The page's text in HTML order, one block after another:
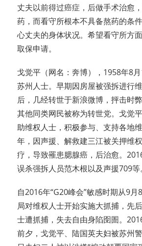
丈夫以前得过癌症，后做手术治愈
药，而看守所根本不具备熬药的条
心丈夫的身体状况。希望看守所方
取保申请。
戈觉平（网名：奔博），1958年8
苏州人士。早期因房屋被强拆进行
后，几经转世于新浪微博，抨击时
其他同类网民被称为转世党。戈觉
助维权人士，积极参与、支持各地
年，因声援、解救建三江被关押维
疗，导致罹患腮腺癌，后治愈。
误杀强拆人员范木根以及声援709等。
自2016年“G20峰会”敏感时期从9月
局对维权人士开始实施大抓捕，先
士遭抓捕，失去自由身陷囹圄。
前夕，戈觉平、陆国英夫妇被苏州